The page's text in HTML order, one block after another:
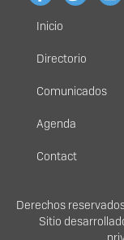
Menú
principal
Inicio
Directorio
Comunicados
Agenda
Contact
Derechos
Derechos
Sitio